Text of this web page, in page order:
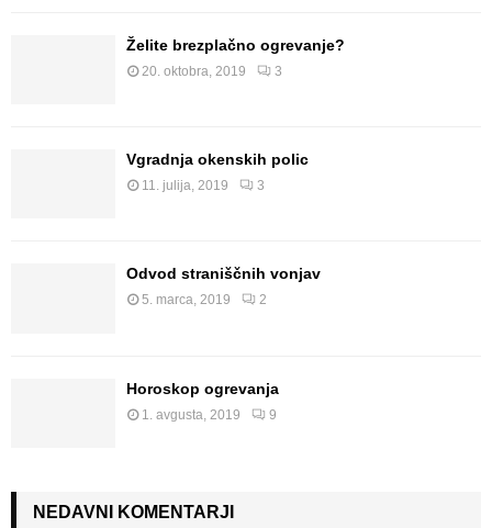
Želite brezplačno ogrevanje?
20. oktobra, 2019 3
Vgradnja okenskih polic
11. julija, 2019 3
Odvod straniščnih vonjav
5. marca, 2019 2
Horoskop ogrevanja
1. avgusta, 2019 9
NEDAVNI KOMENTARJI